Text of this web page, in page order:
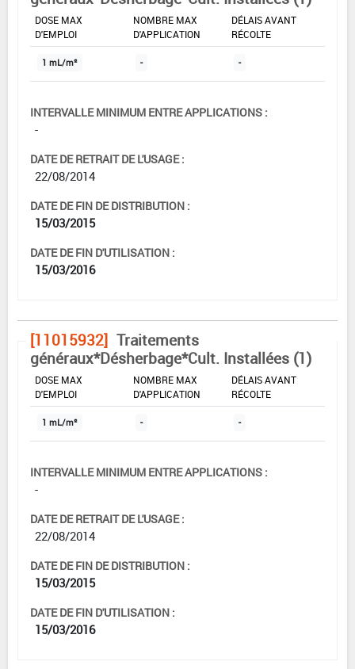
DOSE MAX
D'EMPLOI
NOMBRE MAX
D'APPLICATION
DÉLAIS AVANT
RÉCOLTE
1 mL/m² - -
INTERVALLE MINIMUM ENTRE APPLICATIONS :
-
DATE DE RETRAIT DE L'USAGE :
22/08/2014
DATE DE FIN DE DISTRIBUTION :
15/03/2015
DATE DE FIN D'UTILISATION :
15/03/2016
[11015932] Traitements
généraux*Désherbage*Cult. Installées (1)
DOSE MAX
D'EMPLOI
NOMBRE MAX
D'APPLICATION
DÉLAIS AVANT
RÉCOLTE
1 mL/m² - -
INTERVALLE MINIMUM ENTRE APPLICATIONS :
-
DATE DE RETRAIT DE L'USAGE :
22/08/2014
DATE DE FIN DE DISTRIBUTION :
15/03/2015
DATE DE FIN D'UTILISATION :
15/03/2016